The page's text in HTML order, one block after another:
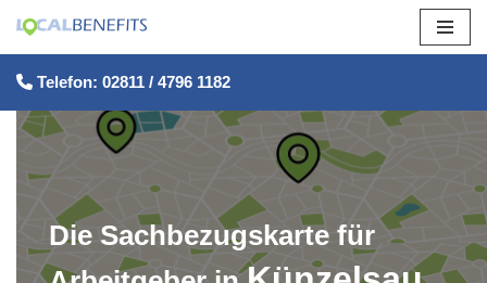
Zum
Inhalt
springen
Telefon: 02811 / 4796 1182
Die Sachbezugskarte für